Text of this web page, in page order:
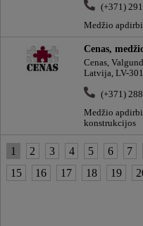
(+371)
Medžio
Cenas,
Cenas,
Latvija, LV-
(+371)
Medžio
konstrukcijos
1 2 3 4 5 6 7
15
16 17 18 19